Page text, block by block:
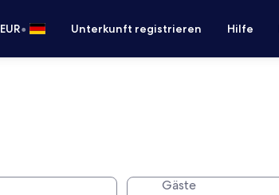
EUR• Unterkunft registrieren Hilfe
Gäste